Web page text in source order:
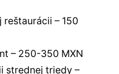
reštaurácii – 150
– 250-350 MXN
strednej triedy –